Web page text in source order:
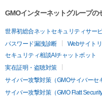
GMOインターネットグループの
世界初総合ネットセキュリティサー
パスワード漏洩診断
Webサイト
セキュリティ相談AIチャットボット
実在証明・盗聴対策
サイバー攻撃対策（GMOサイバーセ
サイバー攻撃対策（GMO Flatt Security